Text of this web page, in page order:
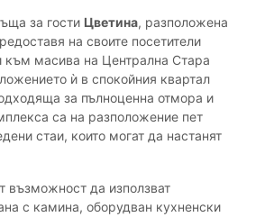
за гости Цветина, разположена
на своите посетители
към масива на Централна Стара
ѝ в спокойния квартал
за пълноценна отмора и
са на разположение пет
стаи, които могат да настанят
възможност да използват
с камина, оборудван кухненски